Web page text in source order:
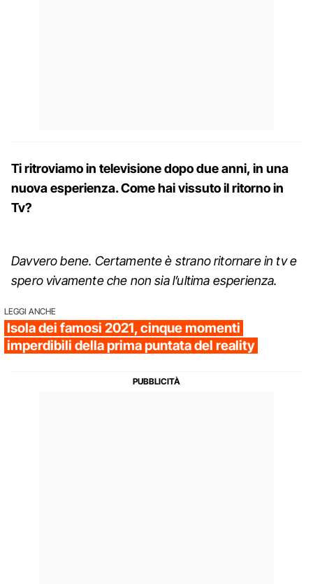
Ti ritroviamo in televisione dopo due anni, in una
nuova esperienza. Come hai vissuto il ritorno in
Tv?
Davvero bene. Certamente è strano ritornare in tv e
spero vivamente che non sia l’ultima esperienza.
LEGGI ANCHE
Isola dei famosi 2021, cinque momenti
imperdibili della prima puntata del reality